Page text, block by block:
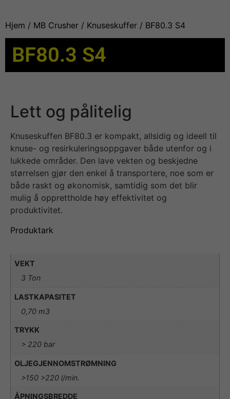
Hjem / MB Crusher / Knuseskuffer / BF80.3 S4
BF80.3 S4
Lett og pålitelig
Knuseskuffen BF80.3 er kompakt, allsidig og ideell til
knuse- og resirkuleringsoppgaver både utenfor og i
lukkede områder. Den lave vekten og beskjedne
størrelsen gjør den enkel å transportere, noe som er
både raskt og økonomisk, samtidig som det blir
mulig å opprettholde høy effektivitet og
produktivitet.
Produktark
VEKT
3 Ton
LASTKAPASITET
0,70 m3
TRYKK
> 220 bar
OLJEGJENNOMSTRØMNING
>150 >220 l/min.
ÅPNINGSBREDDE